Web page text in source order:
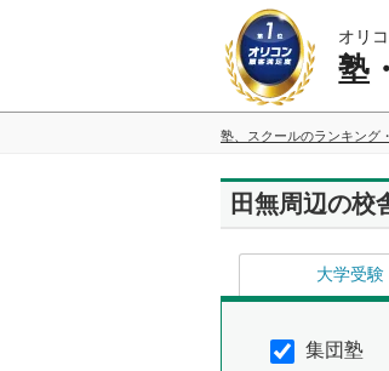
オリ
塾
塾、スクールのランキング
田無周辺の校
大学受験
集団塾